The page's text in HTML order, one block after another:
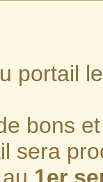
portail
bons
sera